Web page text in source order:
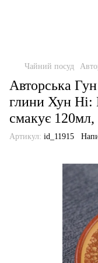
Чайний посуд
Авторська
глини Хун Ні:
смакує
Артикул: id_11915